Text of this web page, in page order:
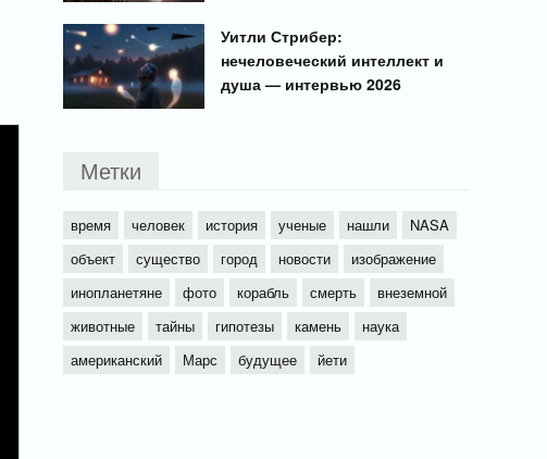
Уитли Стрибер:
нечеловеческий интеллект и
душа — интервью 2026
Метки
время человек история ученые нашли
NASA
объект
существо город новости
изображение
инопланетяне
фото корабль смерть
внеземной
животные
тайны гипотезы камень
наука
американский
Марс будущее йети